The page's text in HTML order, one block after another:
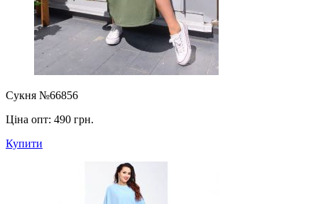
Сукня №66856
Ціна опт: 490 грн.
Купити